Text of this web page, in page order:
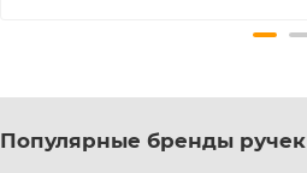
Популярные бренды ручек